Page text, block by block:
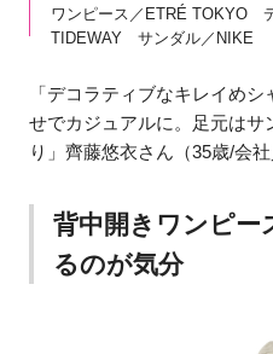
ワンピース／ETRÉ TOKYO
TIDEWAY サンダル／NIKE
「デコラティブなキレイめ
せでカジュアルに。足元はサ
り」齊藤悠衣さん（35歳/会社
背中開きワンピー
るのが気分